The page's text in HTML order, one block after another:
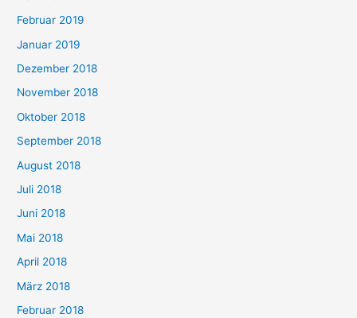
Februar 2019
Januar 2019
Dezember 2018
November 2018
Oktober 2018
September 2018
August 2018
Juli 2018
Juni 2018
Mai 2018
April 2018
März 2018
Februar 2018